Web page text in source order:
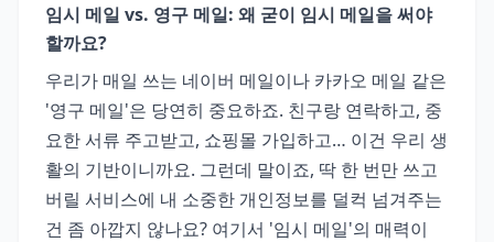
임시 메일 vs. 영구 메일: 왜 굳이 임시 메일을 써야
할까요?
우리가 매일 쓰는 네이버 메일이나 카카오 메일 같은
'영구 메일'은 당연히 중요하죠. 친구랑 연락하고, 중
요한 서류 주고받고, 쇼핑몰 가입하고… 이건 우리 생
활의 기반이니까요. 그런데 말이죠, 딱 한 번만 쓰고
버릴 서비스에 내 소중한 개인정보를 덜컥 넘겨주는
건 좀 아깝지 않나요? 여기서 '임시 메일'의 매력이